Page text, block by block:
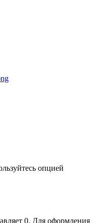
опцией
0. Для оформления